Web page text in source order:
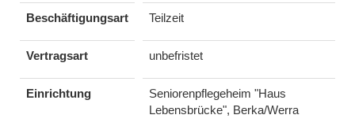
Beschäftigungsart Teilzeit
Vertragsart unbefristet
Einrichtung
Seniorenpflegeheim "Haus
Lebensbrücke", Berka/Werra